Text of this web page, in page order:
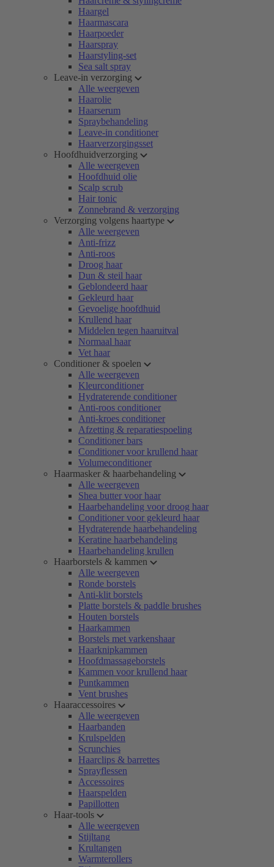
Haargel
Haarmascara
Haarpoeder
Haarspray
Haarstyling-set
Sea salt spray
Leave-in verzorging
Alle weergeven
Haarolie
Haarserum
Spraybehandeling
Leave-in conditioner
Haarverzorgingsset
Hoofdhuidverzorging
Alle weergeven
Hoofdhuid olie
Scalp scrub
Hair tonic
Zonnebrand & verzorging
Verzorging volgens haartype
Alle weergeven
Anti-frizz
Anti-roos
Droog haar
Dun & steil haar
Geblondeerd haar
Gekleurd haar
Gevoelige hoofdhuid
Krullend haar
Middelen tegen haaruitval
Normaal haar
Vet haar
Conditioner & spoelen
Alle weergeven
Kleurconditioner
Hydraterende conditioner
Anti-roos conditioner
Anti-kroes conditioner
Afzetting & reparatiespoeling
Conditioner bars
Conditioner voor krullend haar
Volumeconditioner
Haarmasker & haarbehandeling
Alle weergeven
Shea butter voor haar
Haarbehandeling voor droog haar
Conditioner voor gekleurd haar
Hydraterende haarbehandeling
Keratine haarbehandeling
Haarbehandeling krullen
Haarborstels & kammen
Alle weergeven
Ronde borstels
Anti-klit borstels
Platte borstels & paddle brushes
Houten borstels
Haarkammen
Borstels met varkenshaar
Haarknipkammen
Hoofdmassageborstels
Kammen voor krullend haar
Puntkammen
Vent brushes
Haaraccessoires
Alle weergeven
Haarbanden
Krulspelden
Scrunchies
Haarclips & barrettes
Sprayflessen
Accessoires
Haarspelden
Papillotten
Haar-tools
Alle weergeven
Stijltang
Krultangen
Warmterollers